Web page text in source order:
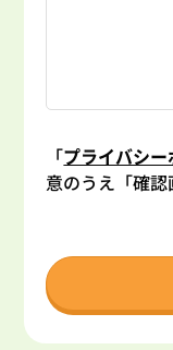
「プライバシ
意のうえ「確認